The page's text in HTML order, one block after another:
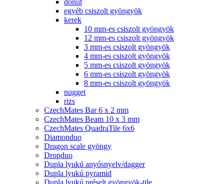
donut
egyéb csiszolt gyöngyök
kerek
10 mm-es csiszolt gyöngyök
12 mm-es csiszolt gyöngyök
3 mm-es csiszolt gyöngyök
4 mm-es csiszolt gyöngyök
5 mm-es csiszolt gyöngyök
6 mm-es csiszolt gyöngyök
8 mm-es csiszolt gyöngyök
nugget
rizs
CzechMates Bar 6 x 2 mm
CzechMates Beam 10 x 3 mm
CzechMates QuadraTile 6x6
Diamonduo
Dragon scale gyöngy
Dropduo
Dupla lyukú anyósnyelv/dagger
Dupla lyukú pyramid